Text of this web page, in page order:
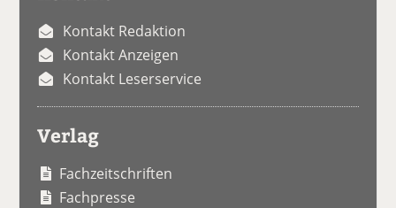
Kontakt Redaktion
Kontakt Anzeigen
Kontakt Leserservice
Verlag
Fachzeitschriften
Fachpresse